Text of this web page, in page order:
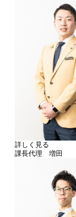
詳しく見る
課長代理 増田